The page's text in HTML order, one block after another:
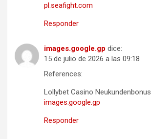
pl.seafight.com
Responder
images.google.gp dice:
15 de julio de 2026 a las 09:18
References:
Lollybet Casino Neukundenbonus
images.google.gp
Responder